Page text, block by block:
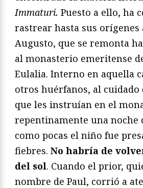
Immaturi. Puesto a ello, ha
rastrear hasta sus orígenes
Augusto, que se remonta
al monasterio emeritense
Eulalia. Interno en aquella
otros huérfanos, al cuidado
que les instruían en el
repentinamente una
como pocas el niño fue
fiebres. No habría de
del sol. Cuando el prior,
nombre de Paul, corrió a